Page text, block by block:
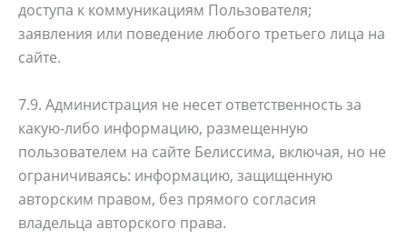
доступа к коммуникациям Пользователя;
заявления или поведение любого третьего лица на
сайте.
7.9. Администрация не несет ответственность за
какую-либо информацию, размещенную
пользователем на сайте Белиссима, включая, но не
ограничиваясь: информацию, защищенную
авторским правом, без прямого согласия
владельца авторского права.